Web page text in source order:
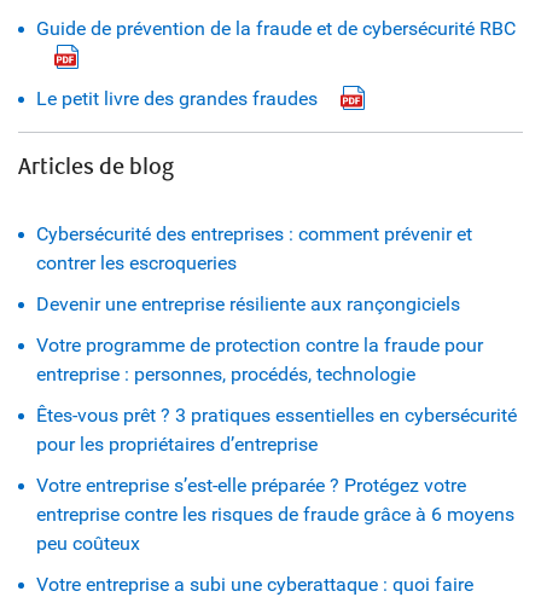
Guide de prévention de la fraude et de cybersécurité RBC
Le petit livre des grandes fraudes
Articles de blog
Cybersécurité des entreprises : comment prévenir et
contrer les escroqueries
Devenir une entreprise résiliente aux rançongiciels
Votre programme de protection contre la fraude pour
entreprise : personnes, procédés, technologie
Êtes-vous prêt ? 3 pratiques essentielles en cybersécurité
pour les propriétaires d’entreprise
Votre entreprise s’est-elle préparée ? Protégez votre
entreprise contre les risques de fraude grâce à 6 moyens
peu coûteux
Votre entreprise a subi une cyberattaque : quoi faire